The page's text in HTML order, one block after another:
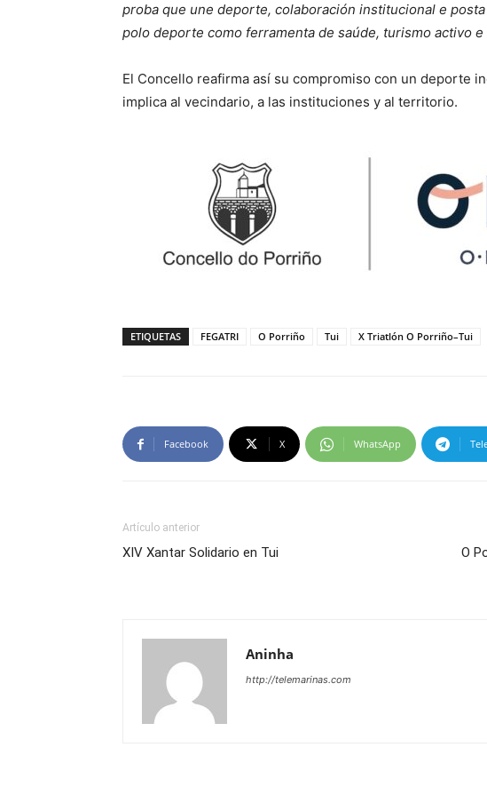
proba que une deporte, colaboración institucional e
polo deporte como ferramenta de saúde, turismo activo
El Concello reafirma así su compromiso con un deporte
implica al vecindario, a las instituciones y al territorio.
ETIQUETAS FEGATRI O Porriño Tui X Triatlón O Porriño–Tui
Facebook X WhatsApp
Artículo anterior
XIV Xantar Solidario en Tui
O
Aninha
http://telemarinas.com